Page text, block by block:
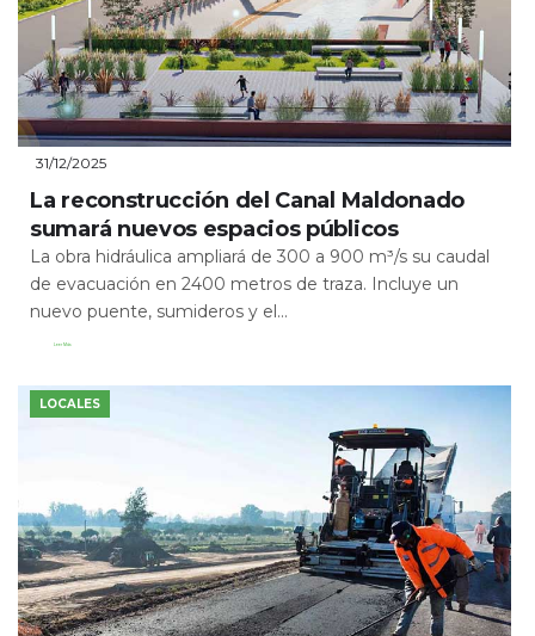
31/12/2025
La reconstrucción del Canal Maldonado
sumará nuevos espacios públicos
La obra hidráulica ampliará de 300 a 900 m³/s su caudal
de evacuación en 2400 metros de traza. Incluye un
nuevo puente, sumideros y el...
Leer Más
LOCALES